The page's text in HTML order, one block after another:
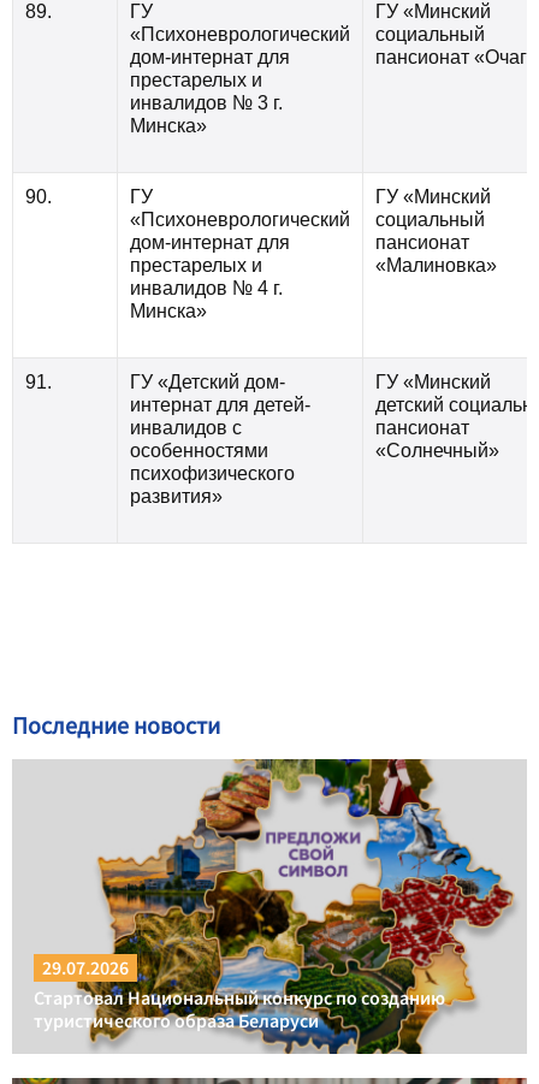
89.
ГУ
«Психоневрологический
дом-интернат для
престарелых и
инвалидов № 3 г.
Минска»
ГУ «Минский
социальный
пансионат «Очаг»
90.
ГУ
«Психоневрологический
дом-интернат для
престарелых и
инвалидов № 4 г.
Минска»
ГУ «Минский
социальный
пансионат
«Малиновка»
91.
ГУ «Детский дом-
интернат для детей-
инвалидов с
особенностями
психофизического
развития»
ГУ «Минский
детский
пансионат
«Солнечный»
Последние новости
29.07.2026
Стартовал Национальный конкурс по созданию
туристического образа Беларуси